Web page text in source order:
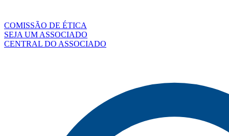
COMISSÃO DE ÉTICA
SEJA UM ASSOCIADO
CENTRAL DO ASSOCIADO